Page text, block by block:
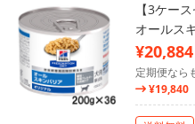
【3ケー
オールス
¥20,884
定期便なら
¥19,840